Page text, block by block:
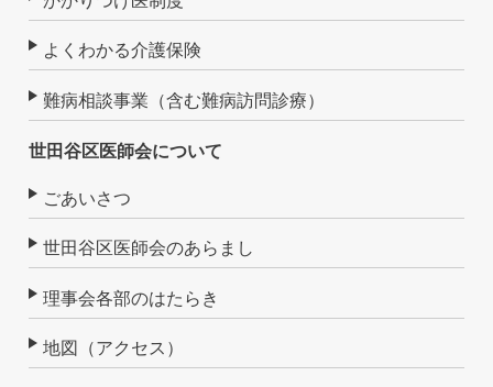
よくわかる介護保険
難病相談事業（含む難病訪問診療）
世田谷区医師会について
ごあいさつ
世田谷区医師会のあらまし
理事会各部のはたらき
地図（アクセス）